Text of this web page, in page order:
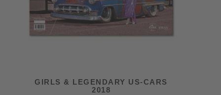
GIRLS & LEGENDARY US-CARS
2018